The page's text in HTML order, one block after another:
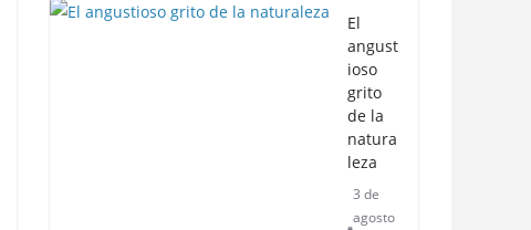
El
angust
ioso
grito
de la
natura
leza
3 de
agosto